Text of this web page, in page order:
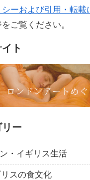
シーおよび引用・転載
ご覧ください。
ト
ー
・イギリス生活
スの食文化